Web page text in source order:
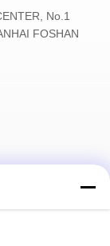
No.1
FOSHAN